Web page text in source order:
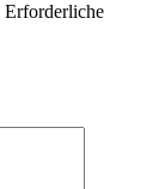
Erforderliche